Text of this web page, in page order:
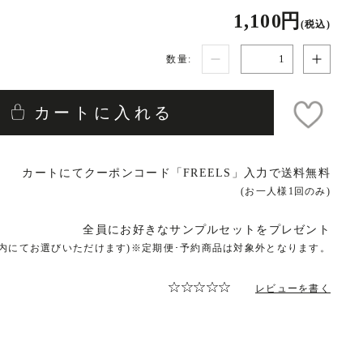
1,100 円 (税込)
数量:
カートに入れる
カートにてクーポンコード「FREELS」入力で送料無料
(お一人様1回のみ)
全員にお好きなサンプルセットをプレゼント
にてお選びいただけます)※定期便･予約商品は対象外となります。
レビューを書く